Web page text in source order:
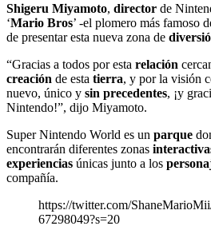
Shigeru Miyamoto, director de
‘Mario Bros’ -el plomero más famoso
de presentar esta nueva zona de
“Gracias a todos por esta relación
creación de esta tierra, y por la visión
nuevo, único y sin precedentes, ¡y
Nintendo!”, dijo Miyamoto.
Super Nintendo World es un parque
encontrarán diferentes zonas
experiencias únicas junto a los
compañía.
https://twitter.com/
67298049?s=20